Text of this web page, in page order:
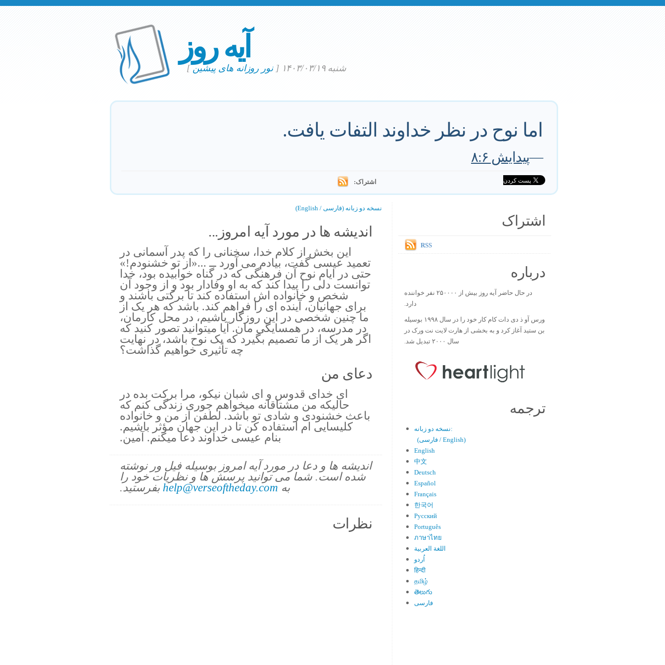
آیه روز
شنبه ۱۴۰۳/۰۳/۱۹ [نور روزانه های پیشین]
اما نوح در نظر خداوند التفات یافت.
—پیدایش ۸:۶
اشتراک:
نسخه دو زبانه (فارسی / English)
اندیشه ها در مورد آیه امروز...
این بخش از کلام خدا، سخنانی را که پدر آسمانی در
تعمید عیسی گفت، بیادم می آورد ــ ...«از تو خشنودم!»
حتی در ایام نوح آن فرهنگی که در گناه خوابیده بود، خدا
توانست دلی را پیدا کند که به او وفادار بود و از وجود آن
شخص و خانواده اش استفاده کند تا برکتی باشند و
برای جهانیان، آینده ای را فراهم کند. باشد که هر یک از
ما چنین شخصی در این روزگار باشیم، در محل کارمان،
در مدرسه، در همسایگی مان. آیا میتوانید تصور کنید که
اگر هر یک از ما تصمیم بگیرد که یک نوح باشد، در نهایت
چه تأثیری خواهیم گذاشت؟
دعای من
ای خدای قدوس و ای شبان نیکو، مرا برکت بده در
حالیکه من مشتاقانه میخواهم جوری زندگی کنم که
باعث خشنودی و شادی تو باشد. لطفن از من و خانواده
کلیسایی ام استفاده کن تا در این جهان مؤثر باشیم.
بنام عیسی خداوند دعا میکنم. آمین.
اندیشه ها و دعا در مورد آیه امروز بوسیله فیل ور نوشته
شده است. شما می توانید پرسش ها و نظریات خود را
بهhelp@verseoftheday.com بفرستید.
نظرات
اشتراک
RSS
درباره
در حال حاضر آیه روز بیش از ۲۵۰۰۰۰ نفر خواننده
دارد.
ورس آو ذ دی دات کام کار خود را در سال ۱۹۹۸ بوسیله
بن ستید آغاز کرد و به بخشی از هارت لایت نت ورک در
سال ۲۰۰۰ تبدیل شد.
ترجمه
نسخه دو زبانه:
(فارسی / English)
English
中文
Deutsch
Español
Français
한국어
Русский
Português
ภาษาไทย
اللغة العربية
اُردو
हिन्दी
தமிழ்
తెలుగు
فارسی